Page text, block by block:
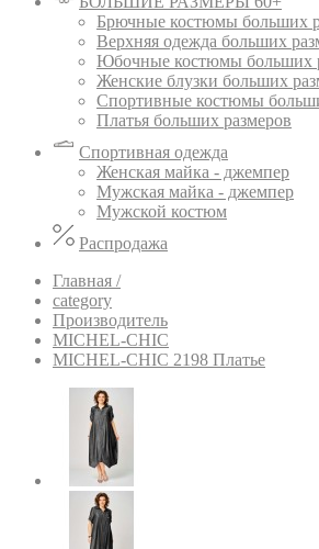
Брючные костюмы больших
Верхняя одежда больших
Юбочные костюмы больших
Женские блузки больших
Спортивные костюмы
Платья больших размеров
Спортивная одежда
Женская майка - джемпер
Мужская майка - джемпер
Мужской костюм
Распродажа
Главная /
category
Производитель
MICHEL-CHIC
MICHEL-CHIC 2198 Платье